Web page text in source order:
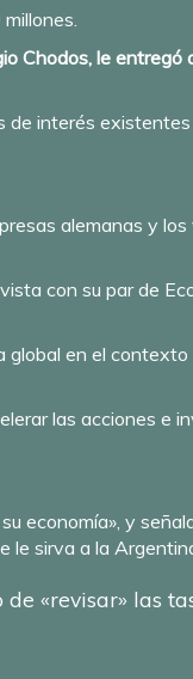
Chodos, le entregó
de interés
alemanas y los
con su par de
global en el
las acciones e
economía», y
le sirva a la
«revisar» las